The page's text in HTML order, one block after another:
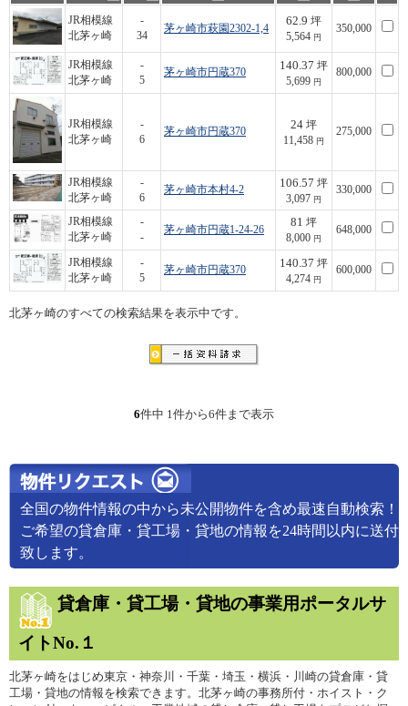
全国の物件情報の中から未公開物件を含め最速自動検索！
ご希望の貸倉庫・貸工場・貸地の情報を24時間以内に送付
致します。
JR相模線
北茅ヶ崎
-
34
茅ヶ崎市萩園2302-1,4
62.9 坪
5,564 円
350,000
JR相模線
北茅ヶ崎
-
5
茅ヶ崎市円蔵370
140.37 坪
5,699 円
800,000
JR相模線
北茅ヶ崎
-
6
茅ヶ崎市円蔵370
24 坪
11,458 円
275,000
JR相模線
北茅ヶ崎
-
6
茅ヶ崎市本村4-2
106.57 坪
3,097 円
330,000
JR相模線
北茅ヶ崎
-
-
茅ヶ崎市円蔵1-24-26
81 坪
8,000 円
648,000
JR相模線
北茅ヶ崎
-
5
茅ヶ崎市円蔵370
140.37 坪
4,274 円
600,000
北茅ヶ崎のすべての検索結果を表示中です。
6件中 1件から6件まで表示
貸倉庫・貸工場・貸地の事業用ポータルサ
イトNo.１
北茅ヶ崎をはじめ東京・神奈川・千葉・埼玉・横浜・川崎の貸倉庫・貸
工場・貸地の情報を検索できます。北茅ヶ崎の事務所付・ホイスト・ク